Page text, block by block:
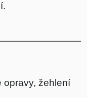
opravy, žehlení